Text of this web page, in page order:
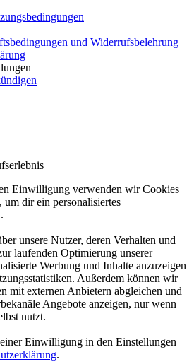
und Widerrufsbelehrung
Einwilligung verwenden wir Cookies
dir ein personalisiertes
unsere Nutzer, deren Verhalten und
laufenden Optimierung unserer
Werbung und Inhalte anzuzeigen
Außerdem können wir
mit externen Anbietern abgleichen und
Angebote anzeigen, nur wenn
nutzt.
Einwilligung in den Einstellungen
.